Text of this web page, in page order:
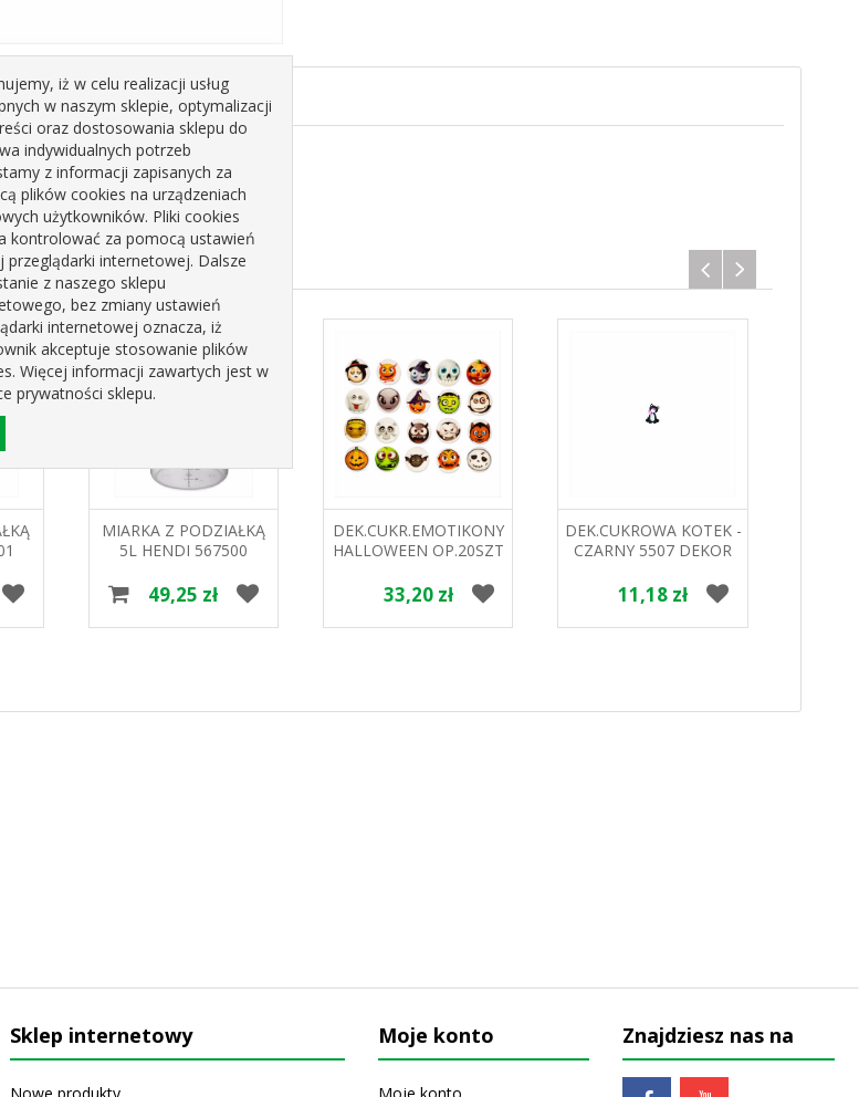
°C
MIARKA Z PODZIAŁKĄ
5L HENDI 567500
49,25 zł
DEK.CUKR.EMOTIKONY
HALLOWEEN OP.20SZT
33,20 zł
DEK.CUKROWA KOTEK -
CZARNY 5507 DEKOR
11,18 zł
Sklep internetowy
Nowe produkty
Moje konto
Moje konto
Znajdziesz nas na
iż w celu realizacji usług
w naszym sklepie, optymalizacji
oraz dostosowania sklepu do
indywidualnych potrzeb
z informacji zapisanych za
plików cookies na urządzeniach
użytkowników. Pliki cookies
kontrolować za pomocą ustawień
przeglądarki internetowej. Dalsze
z naszego sklepu
bez zmiany ustawień
internetowej oznacza, iż
akceptuje stosowanie plików
Więcej informacji zawartych jest w
prywatności sklepu.